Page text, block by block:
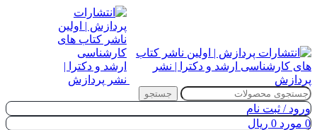
جستجو
ورود / ثبت نام
0 مورد 0 ریال